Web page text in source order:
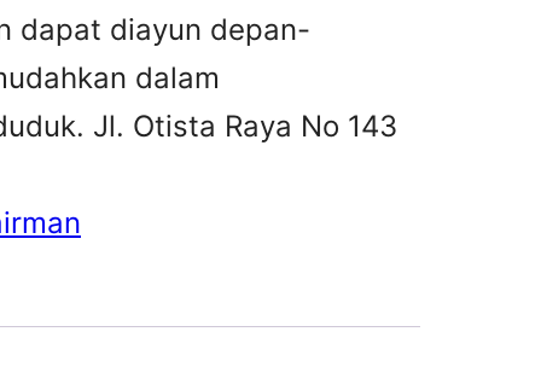
dapat diayun depan-
dalam
Jl. Otista Raya No 143